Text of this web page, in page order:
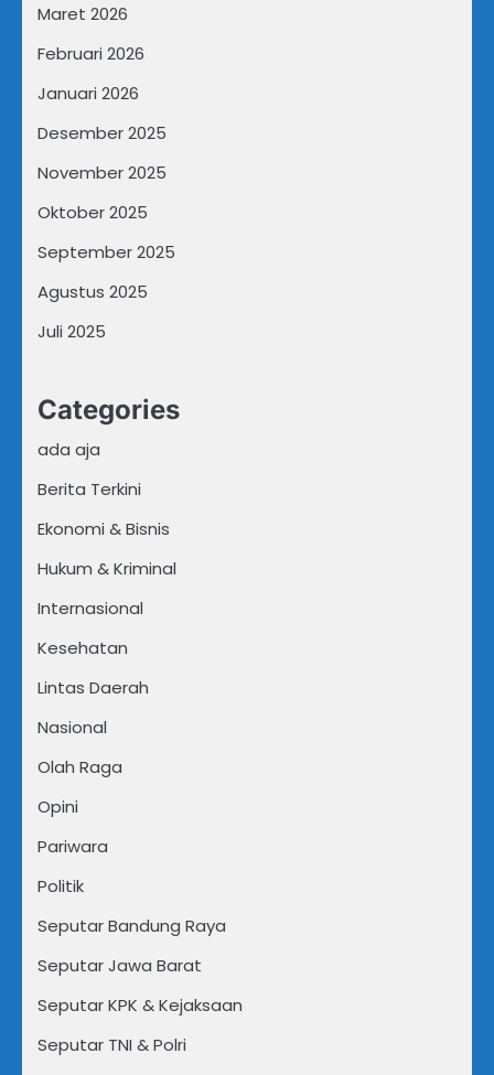
Maret 2026
Februari 2026
Januari 2026
Desember 2025
November 2025
Oktober 2025
September 2025
Agustus 2025
Juli 2025
Categories
ada aja
Berita Terkini
Ekonomi & Bisnis
Hukum & Kriminal
Internasional
Kesehatan
Lintas Daerah
Nasional
Olah Raga
Opini
Pariwara
Politik
Seputar Bandung Raya
Seputar Jawa Barat
Seputar KPK & Kejaksaan
Seputar TNI & Polri